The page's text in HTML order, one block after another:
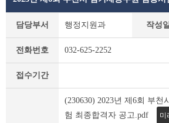
용
고
담당부서 행정지원과 작성일
전화번호 032-625-2252
접수기간
(230630) 2023년 제6회 부천
험 최종합격자 공고.pdf
미